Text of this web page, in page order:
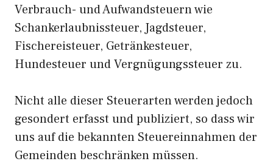
Verbrauch- und Aufwandsteuern wie
Schankerlaubnissteuer, Jagdsteuer,
Fischereisteuer, Getränkesteuer,
Hundesteuer und Vergnügungssteuer zu.
Nicht alle dieser Steuerarten werden jedoch
gesondert erfasst und publiziert, so dass wir
uns auf die bekannten Steuereinnahmen der
Gemeinden beschränken müssen.